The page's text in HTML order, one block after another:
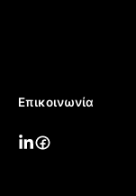
Επικοινωνία